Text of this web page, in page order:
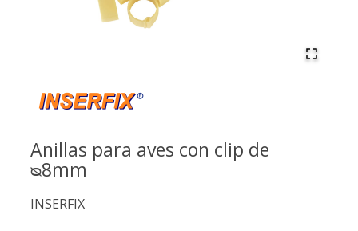
Anillas para aves con clip de
ᴓ8mm
INSERFIX